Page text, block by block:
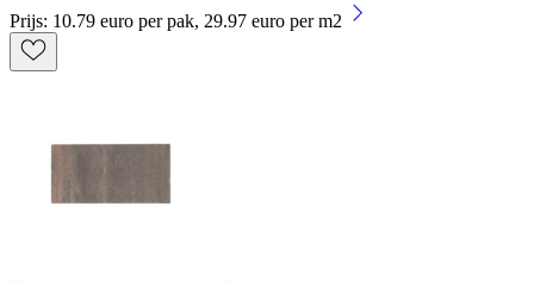
Prijs: 10.79 euro per pak, 29.97 euro per m2